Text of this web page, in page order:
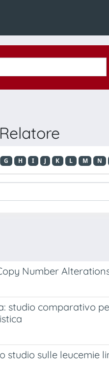
G H I J K L M N
Number
studio comparativo
studio sulle leucemie